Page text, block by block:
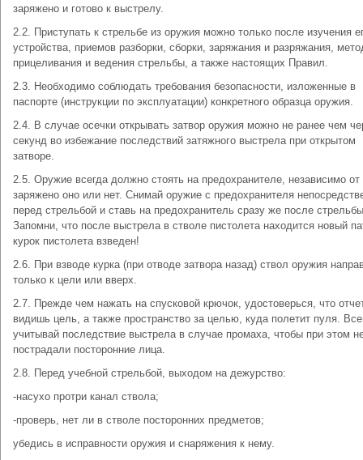
заряжено и готово к выстрелу.
2.2. Приступать к стрельбе из оружия можно только после изучения
устройства, приемов разборки, сборки, заряжания и разряжания,
прицеливания и ведения стрельбы, а также настоящих Правил.
2.3. Необходимо соблюдать требования безопасности, изложенные в
паспорте (инструкции по эксплуатации) конкретного образца оружия.
2.4. В случае осечки открывать затвор оружия можно не ранее чем
секунд во избежание последствий затяжного выстрела при открытом
затворе.
2.5. Оружие всегда должно стоять на предохранителе, независимо от
заряжено оно или нет. Снимай оружие с предохранителя
перед стрельбой и ставь на предохранитель сразу же после
Запомни, что после выстрела в стволе пистолета находится новый
курок пистолета взведен!
2.6. При взводе курка (при отводе затвора назад) ствол оружия
только к цели или вверх.
2.7. Прежде чем нажать на спусковой крючок, удостоверься, что
видишь цель, а также пространство за целью, куда полетит пуля.
учитывай последствие выстрела в случае промаха, чтобы при этом
пострадали посторонние лица.
2.8. Перед учебной стрельбой, выходом на дежурство:
-насухо протри канал ствола;
-проверь, нет ли в стволе посторонних предметов;
убедись в исправности оружия и снаряжения к нему.